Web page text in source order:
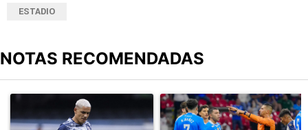
ESTADIO
NOTAS RECOMENDADAS
Un artículo de tendencia con el título "Revelan un detalle clave
Un artículo de tendencia con el